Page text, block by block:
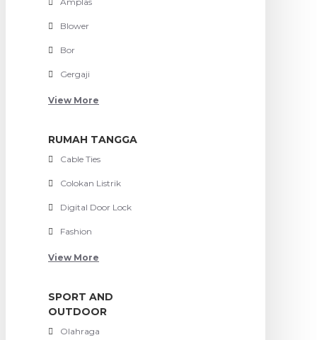
Blower
Bor
Gergaji
View More
RUMAH TANGGA
Cable Ties
Colokan Listrik
Digital Door Lock
Fashion
View More
SPORT AND
OUTDOOR
Olahraga